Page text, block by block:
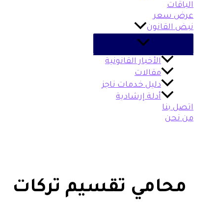
الباقات
عرض سعر
نبض القانون
الأخبار القانونية
مقالات
دليل خدمات ناجز
أدلة إرشادية
اتصل بنا
من نحن
محامي تقسيم تركات